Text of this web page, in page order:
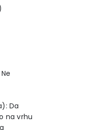
Da
na vrhu